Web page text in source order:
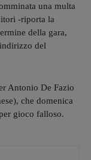
una multa
-riporta la
della gara,
del
Antonio De Fazio
che domenica
gioco falloso.